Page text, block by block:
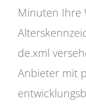
Minuten Ihre
de.xml
Anbieter mit